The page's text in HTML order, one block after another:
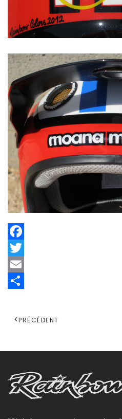
Facebook
Twitter
Email
PRÉCÉDENT